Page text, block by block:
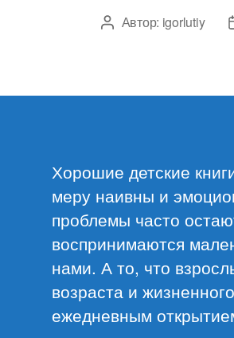
Автор
Автор: igorlutiy
Хорошие детские
меру наивны и
проблемы часто
воспринимаются
нами. А то, что
возраста и
ежедневным